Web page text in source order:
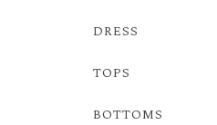
DRESS
TOPS
BOTTOMS